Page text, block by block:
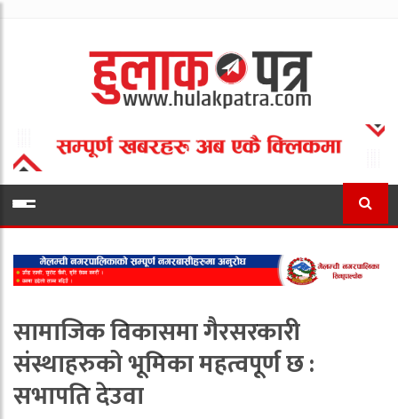
सामाजिक विकासमा गैरसरकारी
संस्थाहरुको भूमिका महत्वपूर्ण छ :
सभापति देउवा